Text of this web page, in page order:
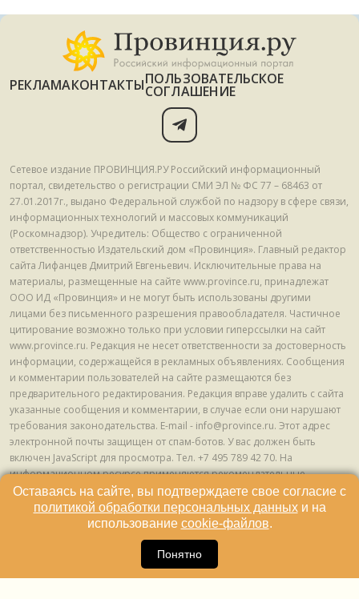
РЕКЛАМАКОНТАКТЫПОЛЬЗОВАТЕЛЬСКОЕ
СОГЛАШЕНИЕ
Сетевое издание ПРОВИНЦИЯ.РУ Российский информационный
портал, свидетельство о регистрации СМИ ЭЛ № ФС 77 – 68463 от
27.01.2017г., выдано Федеральной службой по надзору в сфере связи,
информационных технологий и массовых коммуникаций
(Роскомнадзор). Учредитель: Общество с ограниченной
ответственностью Издательский дом «Провинция». Главный редактор
сайта Лифанцев Дмитрий Евгеньевич. Исключительные права на
материалы, размещенные на сайте www.province.ru, принадлежат
ООО ИД «Провинция» и не могут быть использованы другими
лицами без письменного разрешения правообладателя. Частичное
цитирование возможно только при условии гиперссылки на сайт
www.province.ru. Редакция не несет ответственности за достоверность
информации, содержащейся в рекламных объявлениях. Сообщения
и комментарии пользователей на сайте размещаются без
предварительного редактирования. Редакция вправе удалить с сайта
указанные сообщения и комментарии, в случае если они нарушают
требования законодательства. E-mail - info@province.ru. Этот адрес
электронной почты защищен от спам-ботов. У вас должен быть
включен JavaScript для просмотра. Tел. +7 495 789 42 70. На
информационном ресурсе применяются рекомендательные
технологии (информационные технологии предоставления
информации на основе сбора, систематизации и анализа сведений,
относящихся к предпочтениям пользователей сети "Интернет",
находящихся на территории Российской Федерации) © ООО ИД
Оставаясь на сайте, вы подтверждаете свое согласие с
политикой обработки персональных данныхи на
использование cookie-файлов.
Понятно